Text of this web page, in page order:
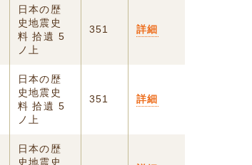
日本の歴
史地震史
料 拾遺 5
ノ上
351 詳細
日本の歴
史地震史
料 拾遺 5
ノ上
351 詳細
日本の歴
史地震史